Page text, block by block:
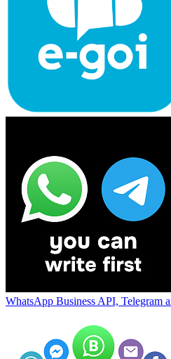
WhatsApp Business API, Telegram